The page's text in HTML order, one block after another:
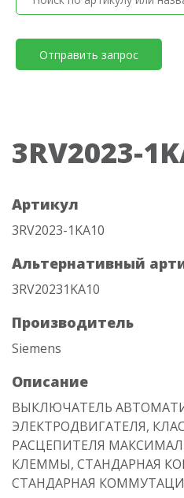
Отправить запрос
3RV2023-
Артикул
3RV2023-1KA10
Альтернативный
3RV20231KA10
Производитель
Siemens
Описание
ВЫКЛЮЧАТЕЛЬ
ЭЛЕКТРОДВИГАТЕЛЯ,
РАСЦЕПИТЕЛЯ
КЛЕММЫ, СТАНДАРНАЯ
СТАНДАРНАЯ